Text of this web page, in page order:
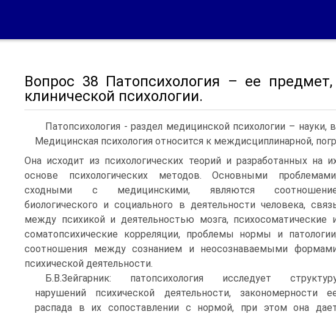
Вопрос 38 Патопсихология – ее
клинической психологии.
Патопсихология - раздел медицинской психологии –
Медицинская психология относится к междисциплинарной,
Она исходит из психологических теорий и разработанных на
основе психологических методов. Основными
сходными с медицинскими, являются
биологического и социального в деятельности человека,
между психикой и деятельностью мозга, психосоматические
соматопсихические корреляции, проблемы нормы и
соотношения между сознанием и неосознаваемыми
психической деятельности.
Б.В.Зейгарник: патопсихология исследует
нарушений психической деятельности, закономерности
распада в их сопоставлении с нормой, при этом она